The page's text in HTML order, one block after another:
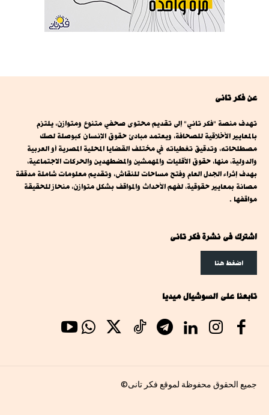
عن فكر تانى
تهدف منصة "فكر تاني" إلى تقديم محتوى صحفي متنوع ومتوازن، يلتزم
بالمعايير الأخلاقية للصحافة، ويعتمد مبادئ حقوق الإنسان كبوصلة لصك
مصطلحاته، وتدقيق تغطياته في مختلف القضايا المحلية المصرية أو العربية
والدولية، منها، حقوق الأقليات والمهمشين والمضطهدين والحركات الاجتماعية،
بهدف إثراء الجدل العام وفتح مساحات للنقاش، وتقديم معلومات شاملة مدققة
مصانة بمعايير حقوقية، لفهم الأحداث والمواقف بشكل متوازن، منحاز للحقيقة
مواقفها .
اشترك فى نشرة فكر تانى
اضغط هنا
تابعنا على السوشيال ميديا
جميع الحقوق محفوظة لموقع فكر تانى©